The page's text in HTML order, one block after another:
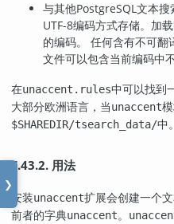
❯
与其他PostgreSQL文本搜
UTF-8编码方式存储。加
的编码。 任何含有不可翻
文件可以包含当前编码中
在unaccent.rules中可以找到
大部分欧洲语言，当unaccent
$SHAREDIR/tsearch_data/中。
F.43.2. 用法
安装unaccent扩展会创建一个
前者的字典unaccent。